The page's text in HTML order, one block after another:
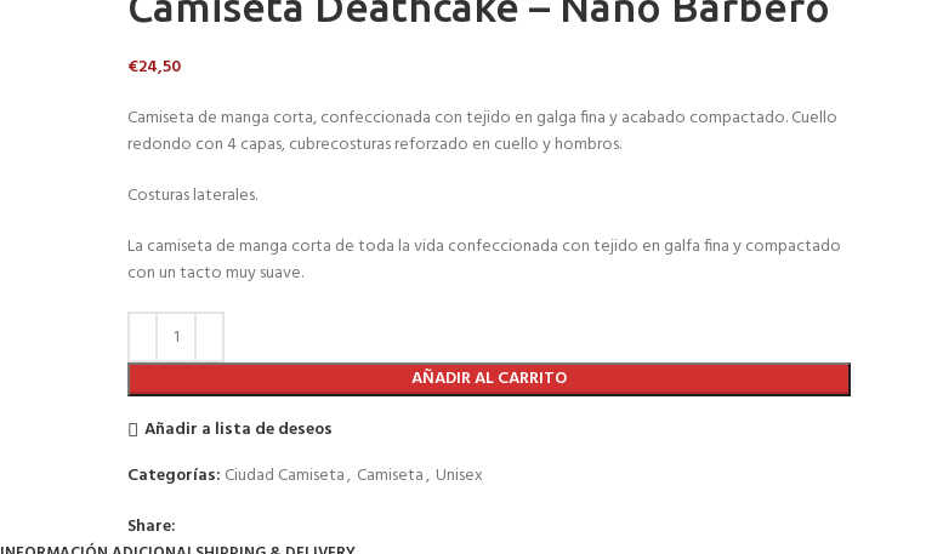
€24,50
Camiseta de manga corta, confeccionada con tejido en galga fina y acabado compactado. Cuello
redondo con 4 capas, cubrecosturas reforzado en cuello y hombros.
Costuras laterales.
La camiseta de manga corta de toda la vida confeccionada con tejido en galfa fina y compactado
con un tacto muy suave.
AÑADIR AL CARRITO
Añadir a lista de deseos
Categorías: Ciudad Camiseta, Camiseta, Unisex
Share: